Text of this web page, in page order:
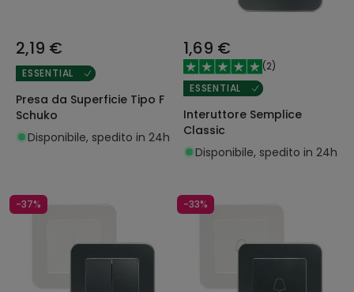
2,19 €
ESSENTIAL
Presa da Superficie Tipo F
Schuko
Disponibile, spedito in 24h
1,69 €
(2)
ESSENTIAL
Interuttore Semplice
Classic
Disponibile, spedito in 24h
-37% -33%